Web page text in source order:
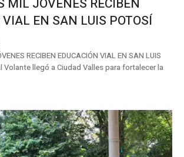
MIL JÓVENES RECIBEN
VIAL EN SAN LUIS POTOSÍ
RECIBEN EDUCACIÓN VIAL EN SAN LUIS